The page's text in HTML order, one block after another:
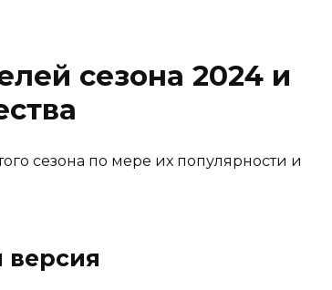
сезона 2024 и
сезона по мере их популярности и
версия